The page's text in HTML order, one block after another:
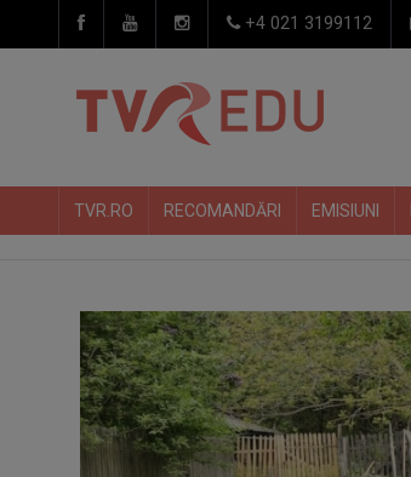
+4 021 3199112
TVR.RO RECOMANDĂRI EMISIUNI